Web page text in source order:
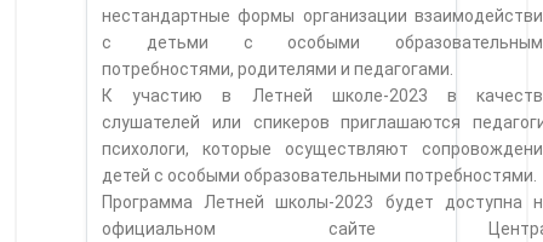
нестандартные формы организации
с детьми с особыми
потребностями, родителями и педагогами.
К участию в Летней школе-2023 в
слушателей или спикеров приглашаются
психологи, которые осуществляют
детей с особыми образовательными потребностями.
Программа Летней школы-2023 будет доступна
официальном сайте